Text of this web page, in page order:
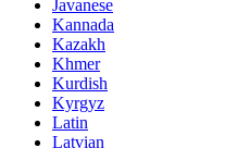
Javanese
Kannada
Kazakh
Khmer
Kurdish
Kyrgyz
Latin
Latvian